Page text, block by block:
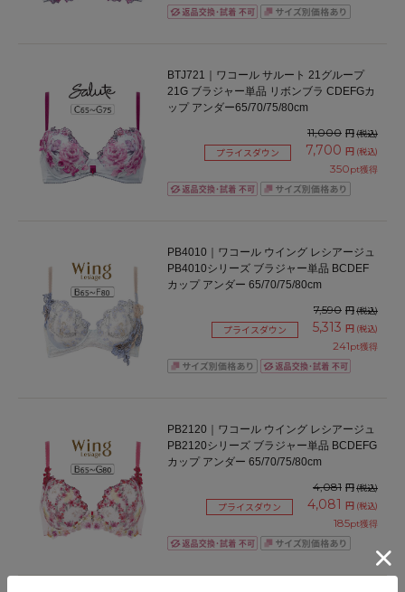
BTJ721｜ワコール サルート 21グループ
21G ブラジャー単品 リボンブラ CDEFGカ
ップ アンダー65/70/75/80cm
11,000 円(税込)
プライスダウン 7,700 円 (税込)
350pt獲得
PB4010｜ワコール ウイング レシアージュ
PB4010シリーズ ブラジャー単品 BCDEF
カップ アンダー 65/70/75/80cm
7,590 円(税込)
プライスダウン 5,313 円 (税込)
241pt獲得
PB2120｜ワコール ウイング レシアージュ
PB2120シリーズ ブラジャー単品 BCDEFG
カップ アンダー 65/70/75/80cm
4,081 円(税込)
プライスダウン 4,081 円 (税込)
185pt獲得